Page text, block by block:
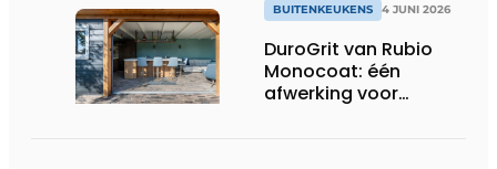
BUITENKEUKENS 4 JUNI 2026
DuroGrit van Rubio
Monocoat: één
afwerking voor